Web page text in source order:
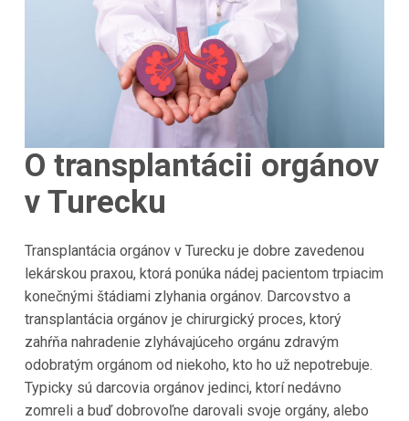
O transplantácii orgánov
v Turecku
Transplantácia orgánov v Turecku je dobre zavedenou
lekárskou praxou, ktorá ponúka nádej pacientom trpiacim
konečnými štádiami zlyhania orgánov. Darcovstvo a
transplantácia orgánov je chirurgický proces, ktorý
zahŕňa nahradenie zlyhávajúceho orgánu zdravým
odobratým orgánom od niekoho, kto ho už nepotrebuje.
Typicky sú darcovia orgánov jedinci, ktorí nedávno
zomreli a buď dobrovoľne darovali svoje orgány, alebo